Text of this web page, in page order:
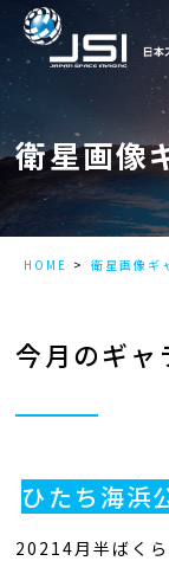
HOME 衛星画像ギ
衛星画像
今月のギャ
ひたち海浜
20214月半ばく